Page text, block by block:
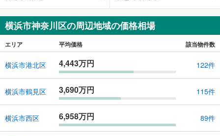
横浜市神奈川区の周辺地域の価格相場
エリア 平均価格 該当物件数
横浜市港北区 4,443万円 122件
横浜市鶴見区 3,690万円 115件
横浜市西区 6,958万円 89件